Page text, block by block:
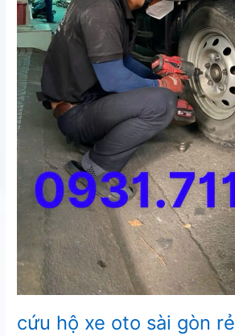
cứu hộ xe oto sài gòn rẻ